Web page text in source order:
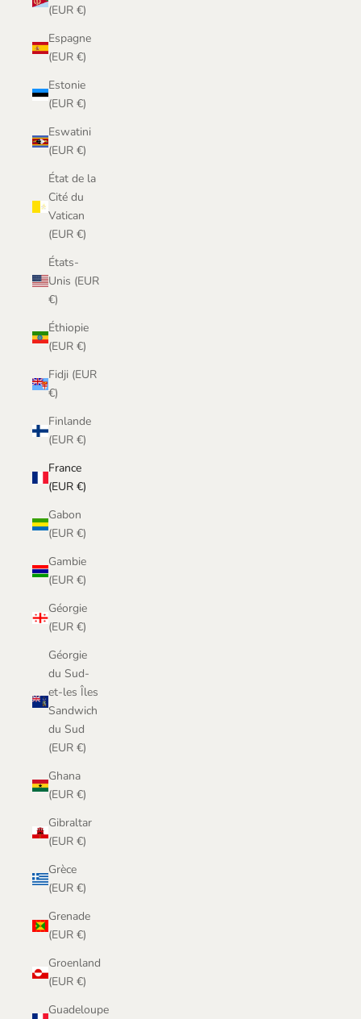
(EUR €)
Espagne
(EUR €)
Estonie
(EUR €)
Eswatini
(EUR €)
État de la
Cité du
Vatican
(EUR €)
États-
Unis (EUR
€)
Éthiopie
(EUR €)
Fidji (EUR
€)
Finlande
(EUR €)
France
(EUR €)
Gabon
(EUR €)
Gambie
(EUR €)
Géorgie
(EUR €)
Géorgie
du Sud-
et-les Îles
Sandwich
du Sud
(EUR €)
Ghana
(EUR €)
Gibraltar
(EUR €)
Grèce
(EUR €)
Grenade
(EUR €)
Groenland
(EUR €)
Guadeloupe